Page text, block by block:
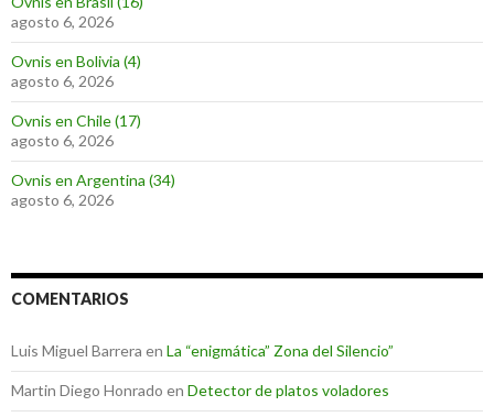
agosto 6, 2026
Ovnis en Bolivia (4)
agosto 6, 2026
Ovnis en Chile (17)
agosto 6, 2026
Ovnis en Argentina (34)
agosto 6, 2026
COMENTARIOS
Luis Miguel Barrera en La “enigmática” Zona del Silencio”
Martin Diego Honrado en Detector de platos voladores